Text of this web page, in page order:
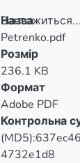
Вантажиться...
Вантажиться...
Назва
Petrenko.pdf
Розмір
236.1 KB
Формат
Adobe PDF
Контрольна
4732e1d8